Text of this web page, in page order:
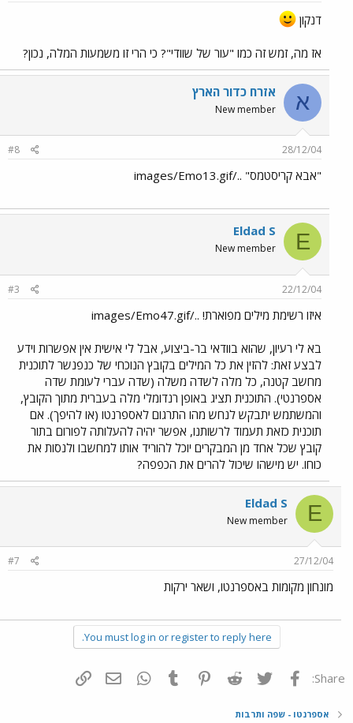
דנקון
אז מה, זמש זה כמו "עור של שוודי"? כי הרי זו משמעות המלה, נכון?
א אזרח כדור הארץ
New member
28/12/04
#8
"אבא קריסטמס" ../images/Emo13.gif
E
Eldad S
New member
22/12/04
#3
איזו רשימת מילים מפוארת! ../images/Emo47.gif
בא לי רעיון, שהוא בוודאי בר-ביצוע, אבל לי אישית אין אפשרות וידע
לבצע זאת: להזין את כל המילים בקובץ הנוכחי של כנפנשר לתוכנית
מחשב קטנה, כל מלה לשדה משלה (שדה עברי לעומת שדה
אספרנטי). התוכנית תציג באופן רנדומלי מלה בעברית מתוך הקובץ,
והמשתמש יתבקש לנחש מהו התרגום לאספרנטו (או להיפך). אם
תוכנית כזאת תעמוד לרשותנו, אפשר יהיה להעלותה לפורום בתור
קובץ שכל אחד מן המבקרים יוכל להוריד אותו למחשבו ולנסות את
כוחו. יש מישהו שיכול להרים את הכפפה?
E
Eldad S
New member
27/12/04
#7
מונחון מקומות באספרנטו, ושאר ירקות
You must log in or register to reply here.
Share: פייסבוק Twitter
Reddit
Pinterest
Tumblr
WhatsAppדואר אלקטרוני
אספרנטו - שפה ותרבות